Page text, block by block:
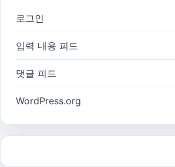
로그인
입력 내용 피드
댓글 피드
WordPress.org